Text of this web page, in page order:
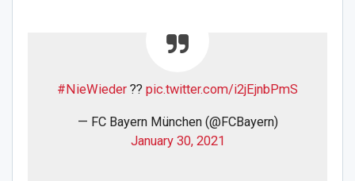
#NieWieder ?️‍? pic.twitter.com/i2jEjnbPmS
— FC Bayern München (@FCBayern)
January 30, 2021